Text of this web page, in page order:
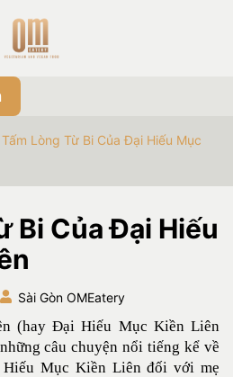
Tấm Lòng Từ Bi Của Đại Hiếu Mục
Bi Của Đại Hiếu
Sài Gòn OMEatery
(hay Đại Hiếu Mục Kiền Liên
câu chuyện nổi tiếng kể về
Mục Kiền Liên đối với mẹ